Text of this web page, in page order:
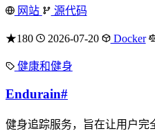
网站 源代码
★180 2026-07-20 Docker
健康和健身
Endurain#
健身追踪服务，旨在让用户完